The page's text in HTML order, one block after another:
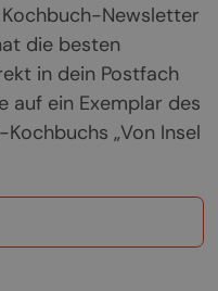
Newsletter
die besten
in dein Postfach
auf ein Exemplar des
„Von Insel